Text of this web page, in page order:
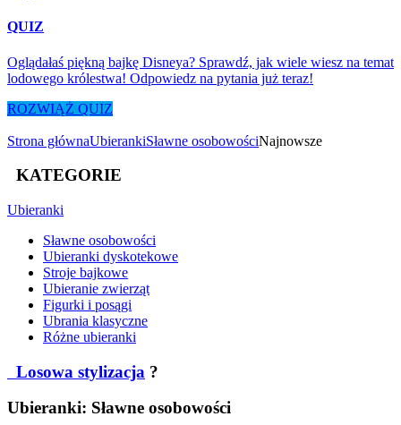
QUIZ
Oglądałaś piękną bajkę Disneya? Sprawdź, jak wiele wiesz na temat
lodowego królestwa! Odpowiedz na pytania już teraz!
ROZWIĄŻ QUIZ
Strona głównaUbierankiSławne osobowościNajnowsze
KATEGORIE
Ubieranki
Sławne osobowości
Ubieranki dyskotekowe
Stroje bajkowe
Ubieranie zwierząt
Figurki i posągi
Ubrania klasyczne
Różne ubieranki
Losowa stylizacja ?
Ubieranki: Sławne osobowości